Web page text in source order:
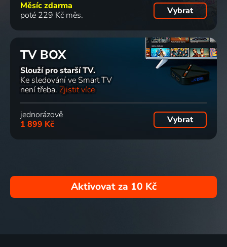
Měsíc zdarma
poté 229 Kč měs.
Vybrat
TV BOX
Slouží pro starší TV.
Ke sledování ve Smart TV
není třeba. Zjistit více
jednorázově
1 899 Kč
Vybrat
Aktivovat za 10 Kč